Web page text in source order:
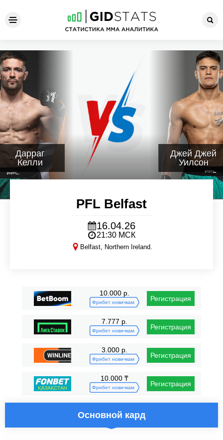
PFL Belfast
Дарраг
Келли
Джей Джей
Уилсон
PFL Belfast
16.04.26
21:30 МСК
Belfast, Northern Ireland.
10.000 р.
Фрибет новичкам Регистрация
7.777 р.
Фрибет новичкам Регистрация
3.000 р.
Фрибет новичкам Регистрация
10.000 ₸
Фрибет новичкам Регистрация
Основной кард